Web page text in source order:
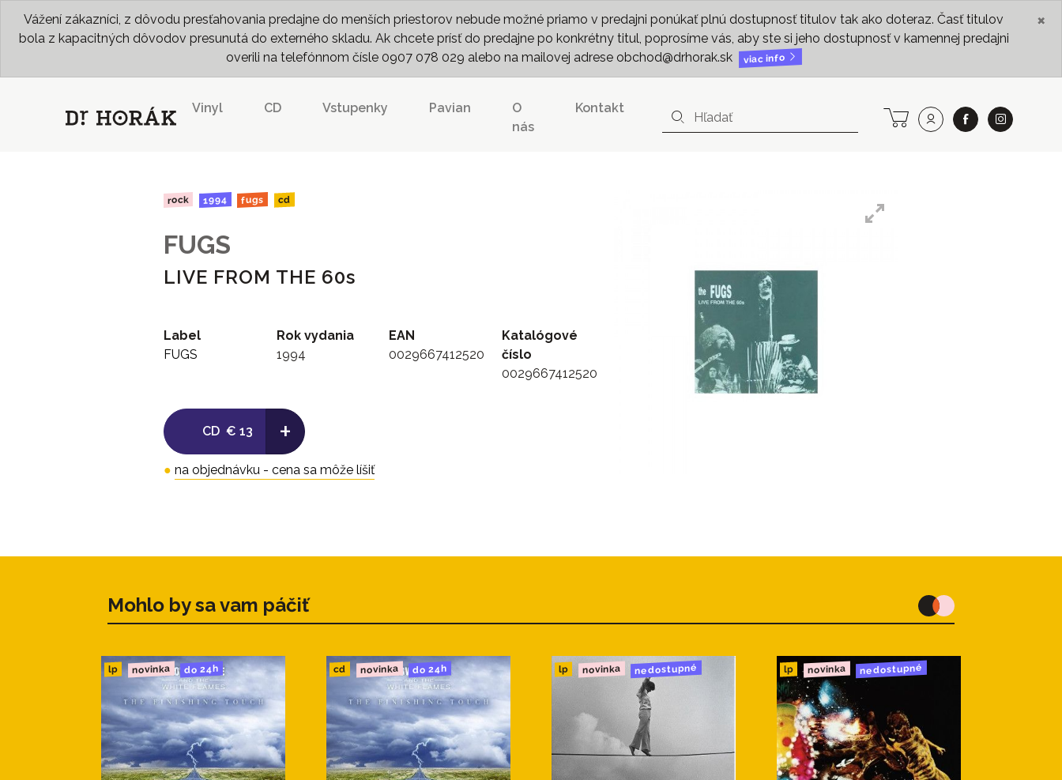
Vážení zákazníci, z dôvodu presťahovania predajne do menších priestorov nebude možné priamo v predajni ponúkať plnú dostupnosť titulov tak ako doteraz. Časť titulov
bola z kapacitných dôvodov presunutá do externého skladu. Ak chcete prísť do predajne po konkrétny titul, poprosíme vás, aby ste si jeho dostupnosť v kamennej predajni
overili na telefónnom čísle 0907 078 029 alebo na mailovej adrese obchod@drhorak.sk
viac info
×
Vinyl CD Vstupenky Pavian
O
nás
Kontakt
rock 1994 fugs cd
FUGS
LIVE FROM THE 60s
Label
FUGS
Rok vydania
1994
EAN
0029667412520
Katalógové
číslo
0029667412520
CD € 13 +
● na objednávku - cena sa môže líšiť
Mohlo by sa vam páčiť
lp novinka do 24h cd novinka do 24h lp novinka nedostupné lp novinka nedostupné